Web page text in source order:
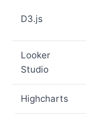
D3.js
Looker
Studio
Highcharts